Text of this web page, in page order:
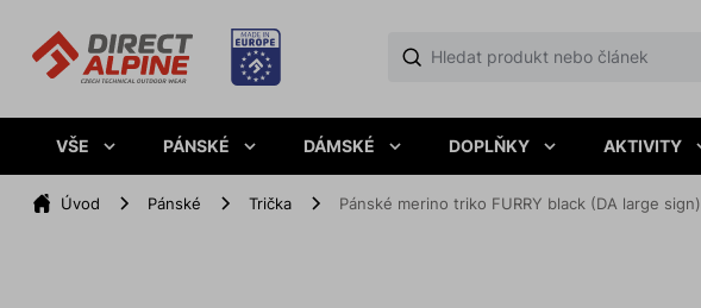
VŠE PÁNSKÉ DÁMSKÉ DOPLŇKY AKTIVITY
Úvod Pánské Trička Pánské merino triko FURRY black (DA large sign)